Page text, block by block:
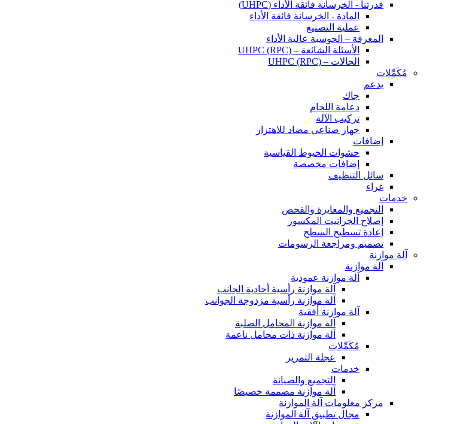
قدرتنا - الخرسانة فائقة الأداء (UHPC)
المادة - الخرسانة فائقة الأداء
عملية التصنيع
المعرفة – الحوسبة عالية الأداء
الأسئلة الشائعة – UHPC (RPC)
الحالات – UHPC (RPC)
مُكَمِّلات
يدعم
جاك
دعامة اللحام
تركيب الآلة
جهاز صناعي مضاد للاهتزاز
إضافات
حشوات الخيوط القياسية
إضافات مخصصة
سائل التنظيف
غراء
خدمات
التجميع والمعايرة والفحص
إصلاح الجرانيت المكسور
إعادة تسطيح السطح
تصميم ومراجعة الرسومات
آلة موازنة
آلة موازنة
آلة موازنة عمودية
آلة موازنة رأسية أحادية الجانب
آلة موازنة رأسية مزدوجة الجوانب
آلة موازنة أفقية
آلة موازنة المحامل الصلبة
آلة موازنة ذات محامل ناعمة
مُكَمِّلات
عجلة التمرير
خدمات
التجميع والصيانة
آلة موازنة مصممة خصيصًا
مركز معلومات آلة الموازنة
مجال تطبيق آلة الموازنة